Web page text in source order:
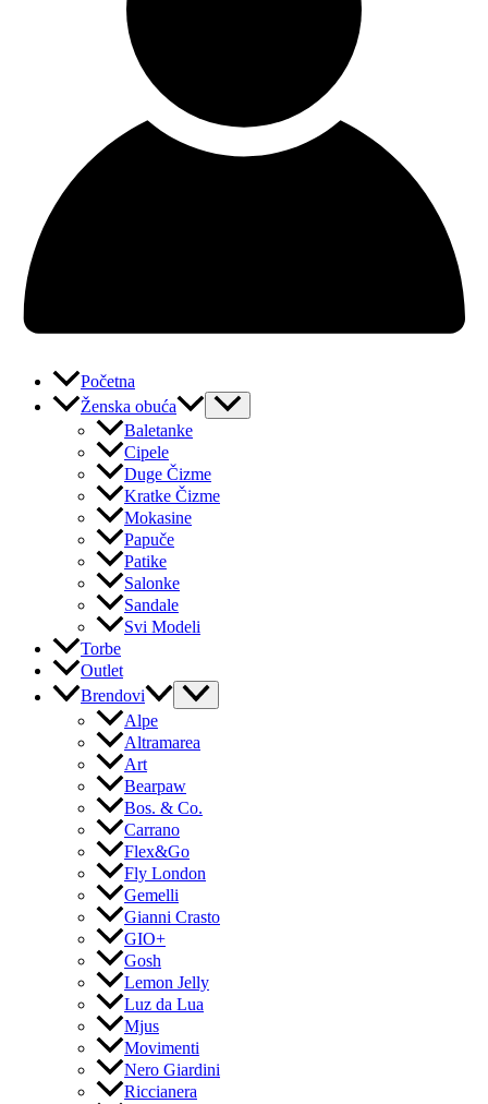
Početna
Ženska obuća
Baletanke
Cipele
Duge Čizme
Kratke Čizme
Mokasine
Papuče
Patike
Salonke
Sandale
Svi Modeli
Torbe
Outlet
Brendovi
Alpe
Altramarea
Art
Bearpaw
Bos. & Co.
Carrano
Flex&Go
Fly London
Gemelli
Gianni Crasto
GIO+
Gosh
Lemon Jelly
Luz da Lua
Mjus
Movimenti
Nero Giardini
Riccianera